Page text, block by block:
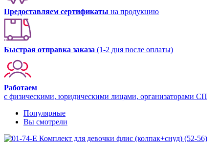
Предоставляем сертификаты на продукцию
Быстрая отправка заказа (1-2 дня после оплаты)
Работаем
с физическими, юридическими лицами, организаторами СП
Популярные
Вы смотрели